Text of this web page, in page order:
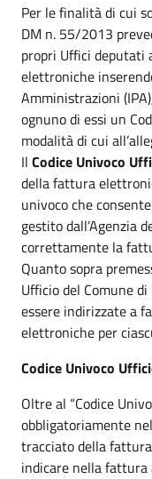
Per le finalità di cui
DM n. 55/2013
propri Uffici deputati
elettroniche
Amministrazioni
ognuno di essi un
modalità di cui
Il Codice Univoco
della fattura
univoco che
gestito dall’Agenzia
correttamente la
Quanto sopra
Ufficio del Comune
essere indirizzate a
elettroniche per
Codice Univoco
Oltre al “Codice
obbligatoriamente
tracciato della
indicare nella